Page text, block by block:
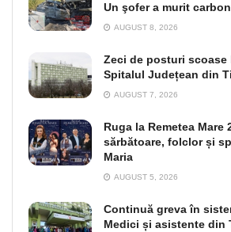
Un şofer a murit
AUGUST 8, 2026
Zeci de posturi scoase
Spitalul Județean din
AUGUST 7, 2026
Ruga la Remetea Mare
sărbătoare, folclor și
Maria
AUGUST 5, 2026
Continuă greva în
Medici și asistente din